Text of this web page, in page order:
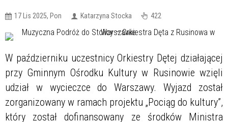
17 Lis 2025, Pon Katarzyna Stocka 422
W październiku uczestnicy Orkiestry Dętej działającej
przy Gminnym Ośrodku Kultury w Rusinowie wzięli
udział w wycieczce do Warszawy. Wyjazd został
zorganizowany w ramach projektu „Pociąg do kultury”,
który został dofinansowany ze środków Ministra